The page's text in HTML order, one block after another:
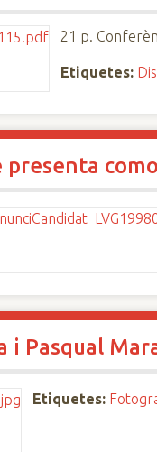
21 p.
Etiquetes:
presenta
i Pasqual
Etiquetes: